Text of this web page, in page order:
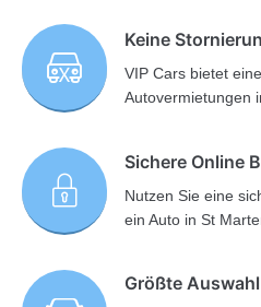
Keine
VIP Cars bietet
Autovermietungen
Sichere Online
Nutzen Sie eine
ein Auto in St
Größte